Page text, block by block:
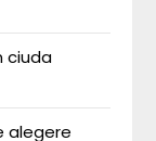
ciuda
alegere